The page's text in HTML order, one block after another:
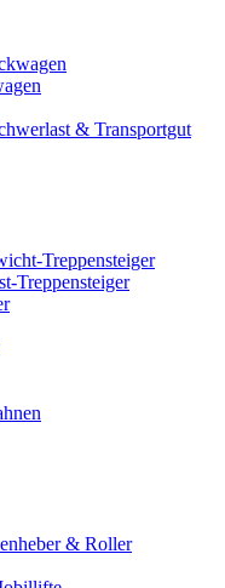
& Transportgut
Treppensteiger
Treppensteiger
& Roller